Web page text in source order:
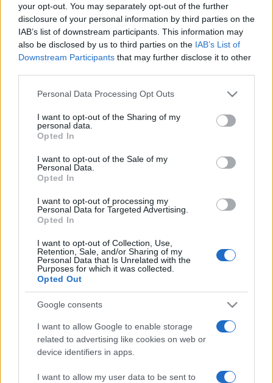
your opt-out. You may separately opt-out of the further
disclosure of your personal information by third parties on the
IAB’s list of downstream participants. This information may
also be disclosed by us to third parties on the IAB’s List of
Downstream Participants that may further disclose it to other
Please note that this website/app uses one or more Google
not limited to your visit or usage behaviour. You may click to
grant or deny consent to Google and its third-party tags to
use your data for below specified purposes in below Google
consent section.
Personal Data Processing Opt Outs
I want to opt-out of the Sharing of my
personal data.
Opted In
I want to opt-out of the Sale of my
Personal Data.
Opted In
I want to opt-out of processing my
Personal Data for Targeted Advertising.
Opted In
I want to opt-out of Collection, Use,
Retention, Sale, and/or Sharing of my
Personal Data that Is Unrelated with the
Purposes for which it was collected.
Opted Out
Google consents
I want to allow Google to enable storage
related to advertising like cookies on web or
device identifiers in apps.
I want to allow my user data to be sent to
Országos hírek
Kecskeméten is szakirányú
továbbképzésekkel erősít a Gál Ferenc
Egyetem
Országos hírek
szúnyoginvázió elkerülésében
Országos hírek
HÍRDETÉS
HÍRDETÉS